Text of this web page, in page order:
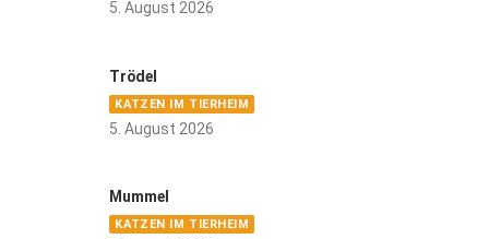
5. August 2026
Trödel
KATZEN IM TIERHEIM
5. August 2026
Mummel
KATZEN IM TIERHEIM